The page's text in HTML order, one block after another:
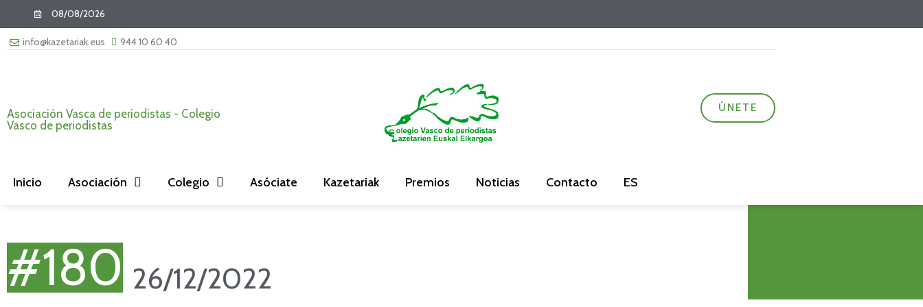
08/08/2026
info@kazetariak.eus 944 10 60 40
Asociación Vasca de periodistas - Colegio
Vasco de periodistas
ÚNETE
Inicio Asociación Colegio Asóciate Kazetariak Premios Noticias Contacto ES
#180 26/12/2022